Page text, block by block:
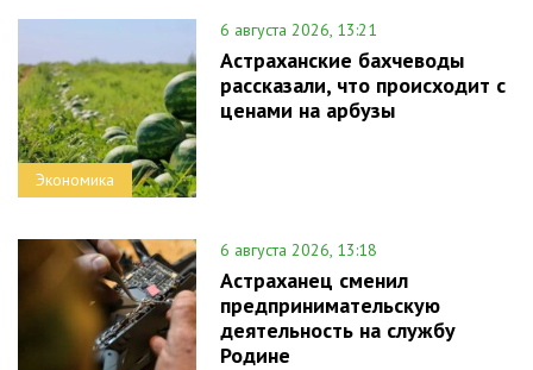
Экономика
6 августа 2026, 13:21
Астраханские бахчеводы
рассказали, что происходит с
ценами на арбузы
6 августа 2026, 13:18
Астраханец сменил
предпринимательскую
деятельность на службу
Родине